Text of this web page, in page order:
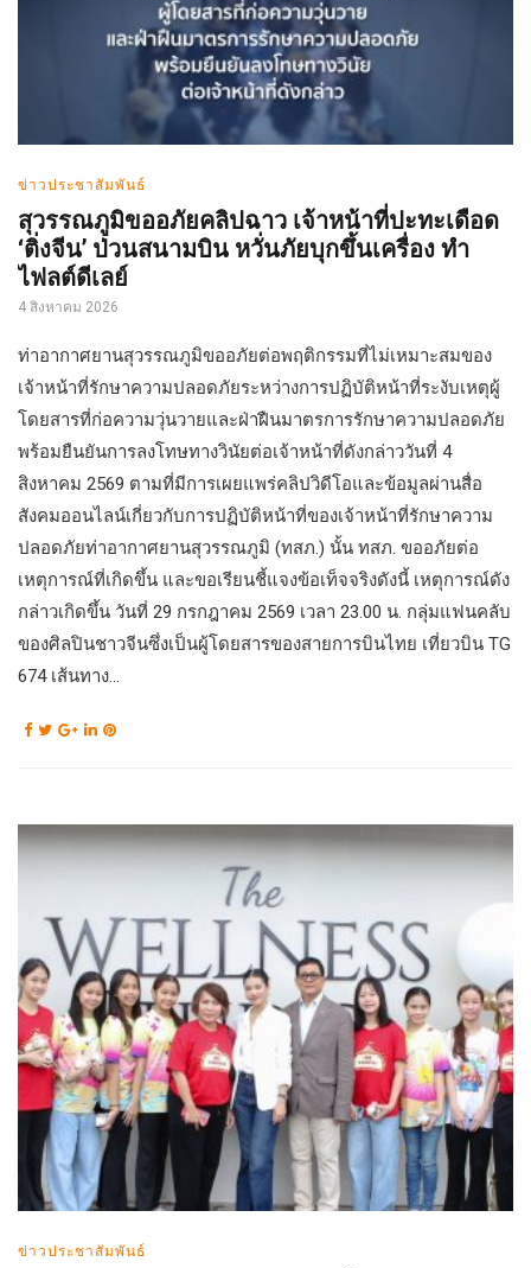
ข่าวประชาสัมพันธ์
สุวรรณภูมิขออภัยคลิปฉาว เจ้าหน้าที่ปะทะเดือด
‘ติ่งจีน’ ป่วนสนามบิน หวั่นภัยบุกขึ้นเครื่อง ทำ
ไฟลต์ดีเลย์
4 สิงหาคม 2026
ท่าอากาศยานสุวรรณภูมิขออภัยต่อพฤติกรรมที่ไม่เหมาะสมของ
เจ้าหน้าที่รักษาความปลอดภัยระหว่างการปฏิบัติหน้าที่ระงับเหตุผู้
โดยสารที่ก่อความวุ่นวายและฝ่าฝืนมาตรการรักษาความปลอดภัย
พร้อมยืนยันการลงโทษทางวินัยต่อเจ้าหน้าที่ดังกล่าววันที่ 4
สิงหาคม 2569 ตามที่มีการเผยแพร่คลิปวิดีโอและข้อมูลผ่านสื่อ
สังคมออนไลน์เกี่ยวกับการปฏิบัติหน้าที่ของเจ้าหน้าที่รักษาความ
ปลอดภัยท่าอากาศยานสุวรรณภูมิ (ทสภ.) นั้น ทสภ. ขออภัยต่อ
เหตุการณ์ที่เกิดขึ้น และขอเรียนชี้แจงข้อเท็จจริงดังนี้ เหตุการณ์ดัง
กล่าวเกิดขึ้น วันที่ 29 กรกฎาคม 2569 เวลา 23.00 น. กลุ่มแฟนคลับ
ของศิลปินชาวจีนซึ่งเป็นผู้โดยสารของสายการบินไทย เที่ยวบิน TG
674 เส้นทาง...
ข่าวประชาสัมพันธ์